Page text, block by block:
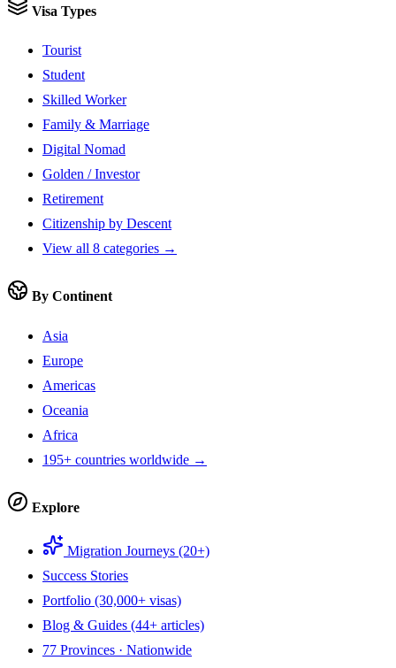
Visa Types
Tourist
Student
Skilled Worker
Family & Marriage
Digital Nomad
Golden / Investor
Retirement
Citizenship by Descent
View all 8 categories →
By Continent
Asia
Europe
Americas
Oceania
Africa
195+ countries worldwide →
Explore
Migration Journeys (20+)
Success Stories
Portfolio (30,000+ visas)
Blog & Guides (44+ articles)
77 Provinces · Nationwide